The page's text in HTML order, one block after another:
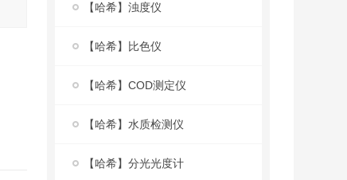
【哈希】浊度仪
【哈希】比色仪
【哈希】COD测定仪
【哈希】水质检测仪
【哈希】分光光度计